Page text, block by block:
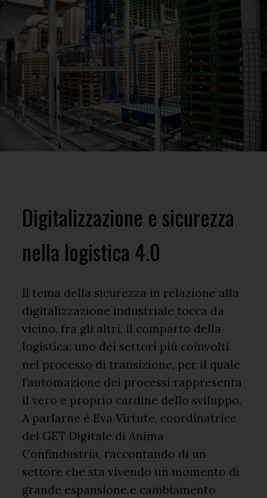
Digitalizzazione e sicurezza
nella logistica 4.0
Il tema della sicurezza in relazione alla
digitalizzazione industriale tocca da
vicino, fra gli altri, il comparto della
logistica: uno dei settori più coinvolti
nel processo di transizione, per il quale
l’automazione dei processi rappresenta
il vero e proprio cardine dello sviluppo.
A parlarne è Eva Virtute, coordinatrice
del GET Digitale di Anima
Confindustria, raccontando di un
settore che sta vivendo un momento di
grande espansione e cambiamento